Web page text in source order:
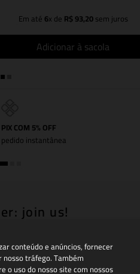
conteúdo e anúncios, fornecer
tráfego. Também
o uso do nosso site com nossos
Em até 6x de R$93,20sem juros
Adicionar à sacola
COM 5% OFF
instantânea
join us!
e muito mais